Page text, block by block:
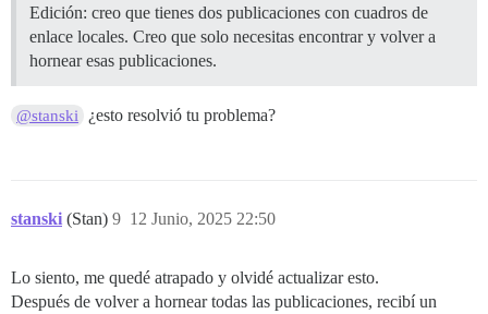
Edición: creo que tienes dos publicaciones con cuadros de
enlace locales. Creo que solo necesitas encontrar y volver a
hornear esas publicaciones.
@stanski ¿esto resolvió tu problema?
stanski (Stan) 12 Junio, 2025 22:50
9
Lo siento, me quedé atrapado y olvidé actualizar esto.
Después de volver a hornear todas las publicaciones, recibí un